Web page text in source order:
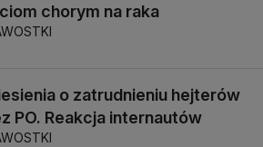
chorym na raka
o zatrudnieniu hejterów
PO. Reakcja internautów